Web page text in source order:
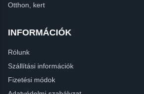
Otthon, kert
INFORMÁCIÓK
Rólunk
Szállítási információk
Fizetési módok